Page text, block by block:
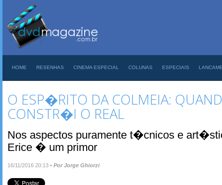
HOME RESENHAS CINEMA ESPECIAL COLUNAS ESPECIAIS
O ESP�RITO DA COLMEIA:
CONSTR�I O REAL
Nos aspectos puramente t�cnicos e
Erice � um primor
16/11/2016 20:13 • Por Jorge Ghiorzi